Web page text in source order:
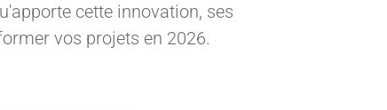
cette innovation, ses
vos projets en 2026.